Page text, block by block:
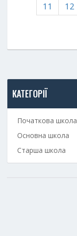
11
12
КАТЕГОРІЇ
Початкова школа
Основна школа
Старша школа